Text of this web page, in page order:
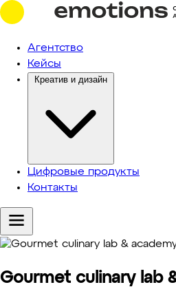
Агентство
Кейсы
Цифровые продукты
Контакты
Gourmet culinary lab